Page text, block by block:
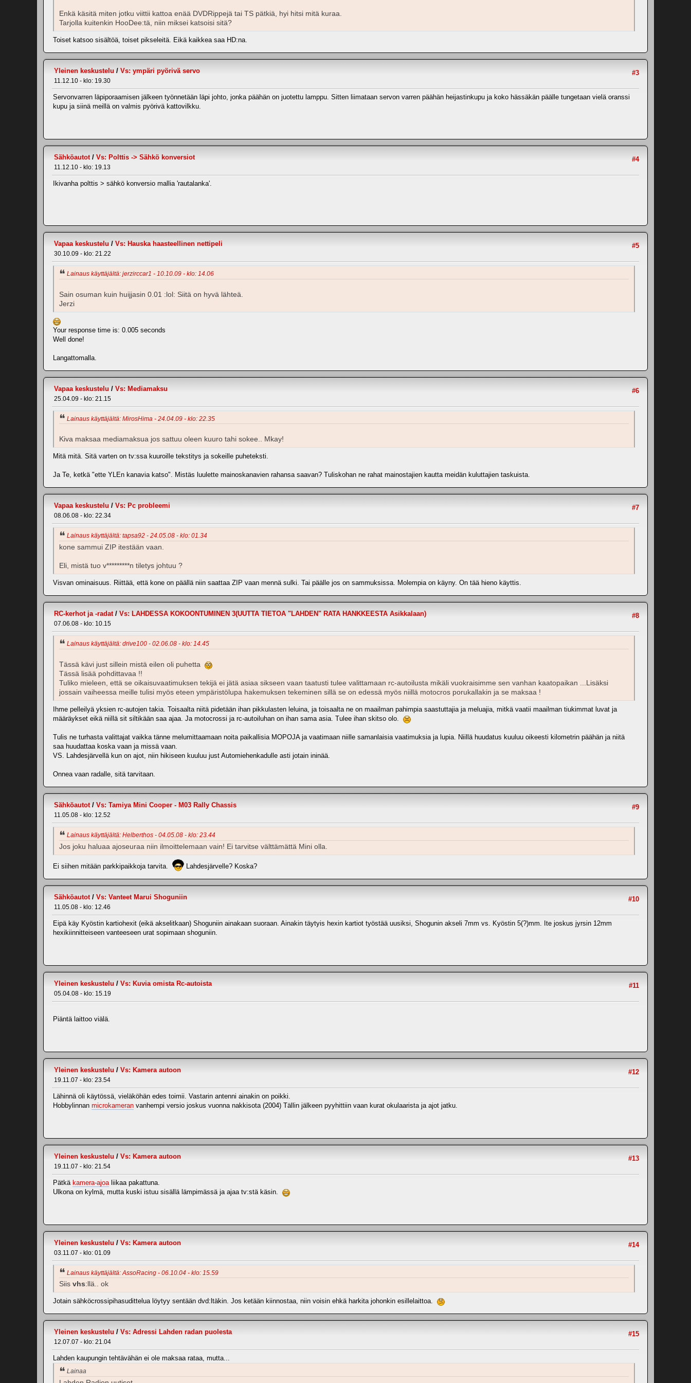
Enkä käsitä miten jotku viittii kattoa enää DVDRippejä tai TS pätkiä, hyi hitsi mitä kuraa.
Tarjolla kuitenkin HooDee:tä, niin miksei katsoisi sitä?
Toiset katsoo sisältöä, toiset pikseleitä. Eikä kaikkea saa HD:na.
#3
Yleinen keskustelu / Vs: ympäri pyörivä servo
11.12.10 - klo: 19.30
Servonvarren läpiporaamisen jälkeen työnnetään läpi johto, jonka päähän on juotettu lamppu. Sitten liimataan servon varren päähän heijastinkupu ja koko hässäkän päälle tungetaan vielä oranssi
kupu ja siinä meillä on valmis pyörivä kattovilkku.
#4
Sähköautot/ Vs: Polttis -> Sähkö konversiot
11.12.10 - klo: 19.13
Ikivanha polttis > sähkö konversio mallia 'rautalanka'.
#5
Vapaa keskustelu / Vs: Hauska haasteellinen nettipeli
30.10.09 - klo: 21.22
Lainaus käyttäjältä: jerzirccar1 - 10.10.09 - klo: 14.06
Sain osuman kuin huijjasin 0.01 :lol: Siitä on hyvä lähteä.
Jerzi
Your response time is: 0.005 seconds
Well done!
Langattomalla.
#6
Vapaa keskustelu / Vs: Mediamaksu
25.04.09 - klo: 21.15
Lainaus käyttäjältä: MirosHima - 24.04.09 - klo: 22.35
Kiva maksaa mediamaksua jos sattuu oleen kuuro tahi sokee.. Mkay!
Mitä mitä. Sitä varten on tv:ssa kuuroille tekstitys ja sokeille puheteksti.
Ja Te, ketkä "ette YLEn kanavia katso". Mistäs luulette mainoskanavien rahansa saavan? Tuliskohan ne rahat mainostajien kautta meidän kuluttajien taskuista.
#7
Vapaa keskustelu / Vs: Pc probleemi
08.06.08 - klo: 22.34
Lainaus käyttäjältä: tapsa92 - 24.05.08 - klo: 01.34
kone sammui ZIP itestään vaan.
Eli, mistä tuo v*********n tiletys johtuu ?
Visvan ominaisuus. Riittää, että kone on päällä niin saattaa ZIP vaan mennä sulki. Tai päälle jos on sammuksissa. Molempia on käyny. On tää hieno käyttis.
#8
RC-kerhot ja -radat/ Vs: LAHDESSA KOKOONTUMINEN 3(UUTTA TIETOA "LAHDEN" RATA HANKKEESTA Asikkalaan)
07.06.08 - klo: 10.15
Lainaus käyttäjältä: drive100 - 02.06.08 - klo: 14.45
Tässä kävi just sillein mistä eilen oli puhetta
Tässä lisää pohdittavaa !!
Tuliko mieleen, että se oikaisuvaatimuksen tekijä ei jätä asiaa sikseen vaan taatusti tulee valittamaan rc-autoilusta mikäli vuokraisimme sen vanhan kaatopaikan ...Lisäksi
jossain vaiheessa meille tulisi myös eteen ympäristölupa hakemuksen tekeminen sillä se on edessä myös niillä motocros porukallakin ja se maksaa !
Ihme pelleilyä yksien rc-autojen takia. Toisaalta niitä pidetään ihan pikkulasten leluina, ja toisaalta ne on maailman pahimpia saastuttajia ja meluajia, mitkä vaatii maailman tiukimmat luvat ja
määräykset eikä niillä sit siltikään saa ajaa. Ja motocrossi ja rc-autoiluhan on ihan sama asia. Tulee ihan skitso olo.
Tulis ne turhasta valittajat vaikka tänne melumittaamaan noita paikallisia MOPOJA ja vaatimaan niille samanlaisia vaatimuksia ja lupia. Niillä huudatus kuuluu oikeesti kilometrin päähän ja niitä
saa huudattaa koska vaan ja missä vaan.
VS. Lahdesjärvellä kun on ajot, niin hikiseen kuuluu just Automiehenkadulle asti jotain ininää.
Onnea vaan radalle, sitä tarvitaan.
#9
Sähköautot/ Vs: Tamiya Mini Cooper - M03 Rally Chassis
11.05.08 - klo: 12.52
Lainaus käyttäjältä: Helberthos - 04.05.08 - klo: 23.44
Jos joku haluaa ajoseuraa niin ilmoittelemaan vain! Ei tarvitse välttämättä Mini olla.
Ei siihen mitään parkkipaikkoja tarvita. Lahdesjärvelle? Koska?
#10
Sähköautot/ Vs: Vanteet Marui Shoguniin
11.05.08 - klo: 12.46
Eipä käy Kyöstin kartiohexit (eikä akselitkaan) Shoguniin ainakaan suoraan. Ainakin täytyis hexin kartiot työstää uusiksi, Shogunin akseli 7mm vs. Kyöstin 5(?)mm. Ite joskus jyrsin 12mm
hexikiinnitteiseen vanteeseen urat sopimaan shoguniin.
#11
Yleinen keskustelu / Vs: Kuvia omista Rc-autoista
05.04.08 - klo: 15.19
Piäntä laittoo viälä.
#12
Yleinen keskustelu / Vs: Kamera autoon
19.11.07 - klo: 23.54
Lähinnä oli käytössä, vieläköhän edes toimii. Vastarin antenni ainakin on poikki.
Hobbylinnan microkameran vanhempi versio joskus vuonna nakkisota (2004) Tällin jälkeen pyyhittiin vaan kurat okulaarista ja ajot jatku.
#13
Yleinen keskustelu / Vs: Kamera autoon
19.11.07 - klo: 21.54
Pätkä kamera-ajoa liikaa pakattuna.
Ulkona on kylmä, mutta kuski istuu sisällä lämpimässä ja ajaa tv:stä käsin.
#14
Yleinen keskustelu / Vs: Kamera autoon
03.11.07 - klo: 01.09
Lainaus käyttäjältä: AssoRacing - 06.10.04 - klo: 15.59
Siis vhs:llä.. ok
Jotain sähköcrossipihasudittelua löytyy sentään dvd:ltäkin. Jos ketään kiinnostaa, niin voisin ehkä harkita johonkin esillelaittoa.
#15
Yleinen keskustelu / Vs: Adressi Lahden radan puolesta
12.07.07 - klo: 21.04
Lahden kaupungin tehtävähän ei ole maksaa rataa, mutta...
Lainaa